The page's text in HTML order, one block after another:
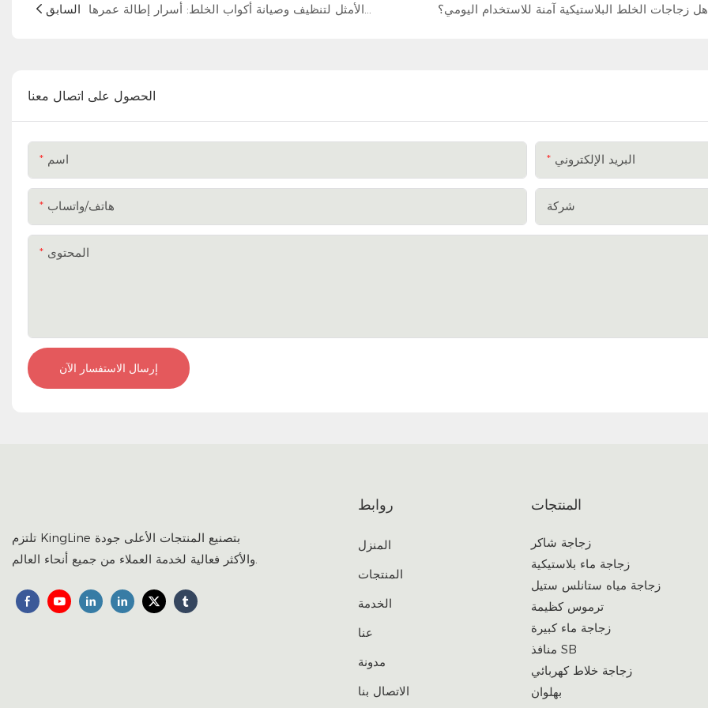
السابق هل زجاجات الخلط البلاستيكية آمنة للاستخدام اليومي؟
الحصول على اتصال معنا
اسم البريد الإلكتروني
هاتف/واتساب شركة
المحتوى
إرسال الاستفسار الآن
تلتزم KingLine بتصنيع المنتجات الأعلى جودة
والأكثر فعالية لخدمة العملاء من جميع أنحاء العالم.
روابط
المنزل
المنتجات
الخدمة
عنا
مدونة
الاتصال بنا
المنتجات
زجاجة شاكر
زجاجة ماء بلاستيكية
زجاجة مياه ستانلس ستيل
ترموس كظيمة
زجاجة ماء كبيرة
منافذ SB
زجاجة خلاط كهربائي
بهلوان